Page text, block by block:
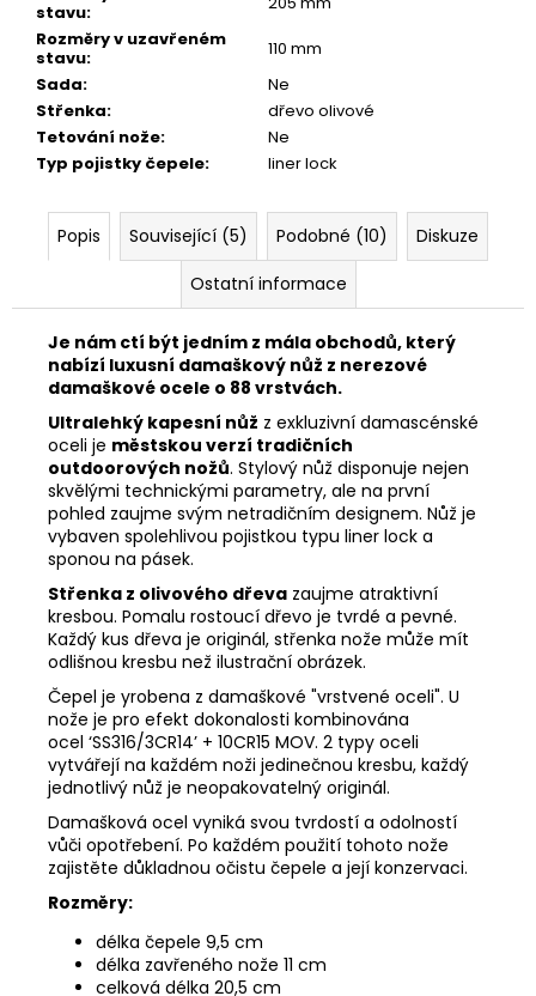
stavu:
Rozměry v uzavřeném
stavu:
110 mm
Sada:
Ne
Střenka:
dřevo olivové
Tetování nože:
Ne
Typ pojistky čepele: liner lock
Popis Související (5) Podobné (10)
Diskuze
Ostatní informace
Je nám ctí být jedním z mála obchodů, který
nabízí luxusní damaškový nůž z nerezové
damaškové ocele o 88 vrstvách.
Ultralehký kapesní nůž z exkluzivní damascénské
oceli je městskou verzí tradičních
outdoorových nožů. Stylový nůž disponuje nejen
skvělými technickými parametry, ale na první
pohled zaujme svým netradičním designem. Nůž je
vybaven spolehlivou pojistkou typu liner lock a
sponou na pásek.
Střenka z olivového dřeva zaujme atraktivní
kresbou. Pomalu rostoucí dřevo je tvrdé a pevné.
Každý kus dřeva je originál, střenka nože může mít
odlišnou kresbu než ilustrační obrázek.
Čepel je yrobena z damaškové "vrstvené oceli". U
nože je pro efekt dokonalosti kombinována
ocel ‘SS316/3CR14’ + 10CR15 MOV. 2 typy oceli
vytvářejí na každém noži jedinečnou kresbu, každý
jednotlivý nůž je neopakovatelný originál.
Damašková ocel vyniká svou tvrdostí a odolností
vůči opotřebení. Po každém použití tohoto nože
zajistěte důkladnou očistu čepele a její konzervaci.
Rozměry:
délka čepele 9,5 cm
délka zavřeného nože 11 cm
celková délka 20,5 cm